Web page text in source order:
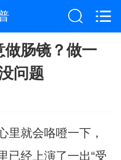
做肠镜？做一
问题
里就会咯噔一下，
已经上演了一出“受